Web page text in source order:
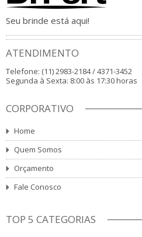
Seu brinde está aqui!
ATENDIMENTO
Telefone: (11) 2983-2184 / 4371-3452
Segunda à Sexta: 8:00 às 17:30 horas
CORPORATIVO
Home
Quem Somos
Orçamento
Fale Conosco
TOP 5 CATEGORIAS